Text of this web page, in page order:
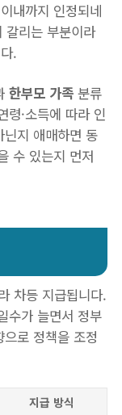
내까지 인정되네
갈리는 부분이라
.
한부모 가족 분류
령·소득에 따라 인
지 애매하면 동
수 있는지 먼저
차등 지급됩니다.
수가 늘면서 정부
로 정책을 조정
지급 방식